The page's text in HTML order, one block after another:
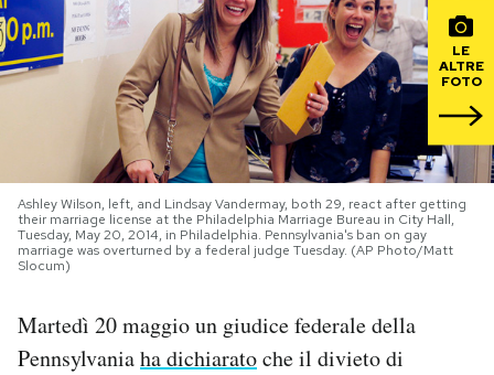
PODCAST
NEWSLETTER
I MIEI PREFERITI
SHOP
CALENDARIO
LE
ALTRE
FOTO
Ashley Wilson, left, and Lindsay Vandermay, both 29, react after getting
their marriage license at the Philadelphia Marriage Bureau in City Hall,
Tuesday, May 20, 2014, in Philadelphia. Pennsylvania's ban on gay
marriage was overturned by a federal judge Tuesday. (AP Photo/Matt
Slocum)
Martedì 20 maggio un giudice federale della
Pennsylvaniaha dichiaratoche il divieto di